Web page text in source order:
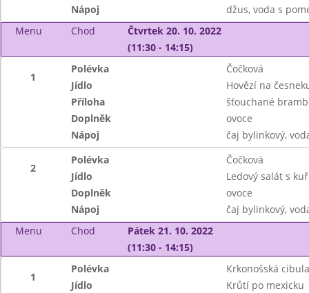
Nápoj
džus, voda s
Menu
Chod
Čtvrtek 20. 10. 2022
(11:30 - 14:15)
1
Polévka
Čočková
Jídlo
Hovězí na
Příloha
šťouchané
Doplněk
ovoce
Nápoj
čaj bylinkový,
2
Polévka
Čočková
Jídlo
Ledový salát s
Doplněk
ovoce
Nápoj
čaj bylinkový,
Menu
Chod
Pátek 21. 10. 2022
(11:30 - 14:15)
1
Polévka
Krkonošská
Jídlo
Krůtí po mexicku